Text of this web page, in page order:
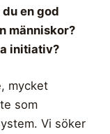
en god
människor?
initiativ?
mycket
som
Vi söker